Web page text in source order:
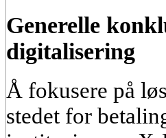
Generelle
digitalisering
Å fokusere på
stedet for